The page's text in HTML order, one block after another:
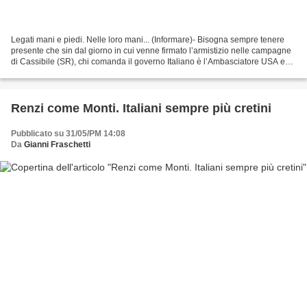
Legati mani e piedi. Nelle loro mani... (Informare)- Bisogna sempre tenere
presente che sin dal giorno in cui venne firmato l’armistizio nelle campagne
di Cassibile (SR), chi comanda il governo Italiano è l’Ambasciatore USA e
Renzi come Monti. Italiani sempre più cretini
Pubblicato su 31/05/PM 14:08
Da Gianni Fraschetti